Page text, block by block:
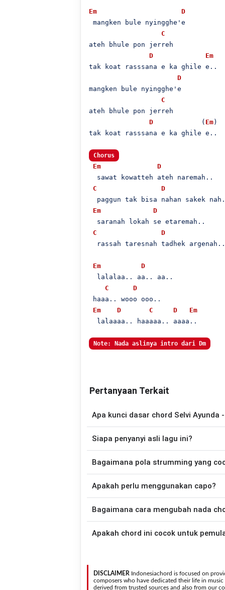
Em
D
mangken bule nyingghe'e
C
ateh bhule pon jerreh
D
Em
tak koat rasssana e ka ghile e..
D
mangken bule nyingghe'e
C
ateh bhule pon jerreh
D
            (
Em)
tak koat rasssana e ka ghile e..
Chorus
Em
D
  sawat kowatteh ateh naremah..
C
D
paggun tak bisa nahan sakek
Em
D
  saranah lokah se etaremah..
C
D
  rassah taresnah tadhek argenah..
Em
D
  lalalaa.. aa.. aa..
C
D
haaa.. wooo ooo..
Em
D C D
Em
  lalaaaa.. haaaaa.. aaaa..
Note: Nada aslinya intro dari Dm
Pertanyaan Terkait
Apa kunci dasar chord Selvi Ayunda
sehingga lebih mudah dimainkan oleh
Siapa penyanyi asli lagu ini?
chord gitar yang lebih mudah
Bagaimana pola strumming yang
Down - Down - Up - Up - Down - Up
Dukaleh.
Apakah perlu menggunakan capo?
nada asli penyanyi, kamu dapat
kebutuhan.
Bagaimana cara mengubah nada
nada. Seluruh chord akan berubah secara otomatis tanpa mengubah lirik sehingga kamu dapat
Apakah chord ini cocok untuk
DISCLAIMER Indonesiachord is focused on
composers who have dedicated their life in
derived from trusted sources and also from our